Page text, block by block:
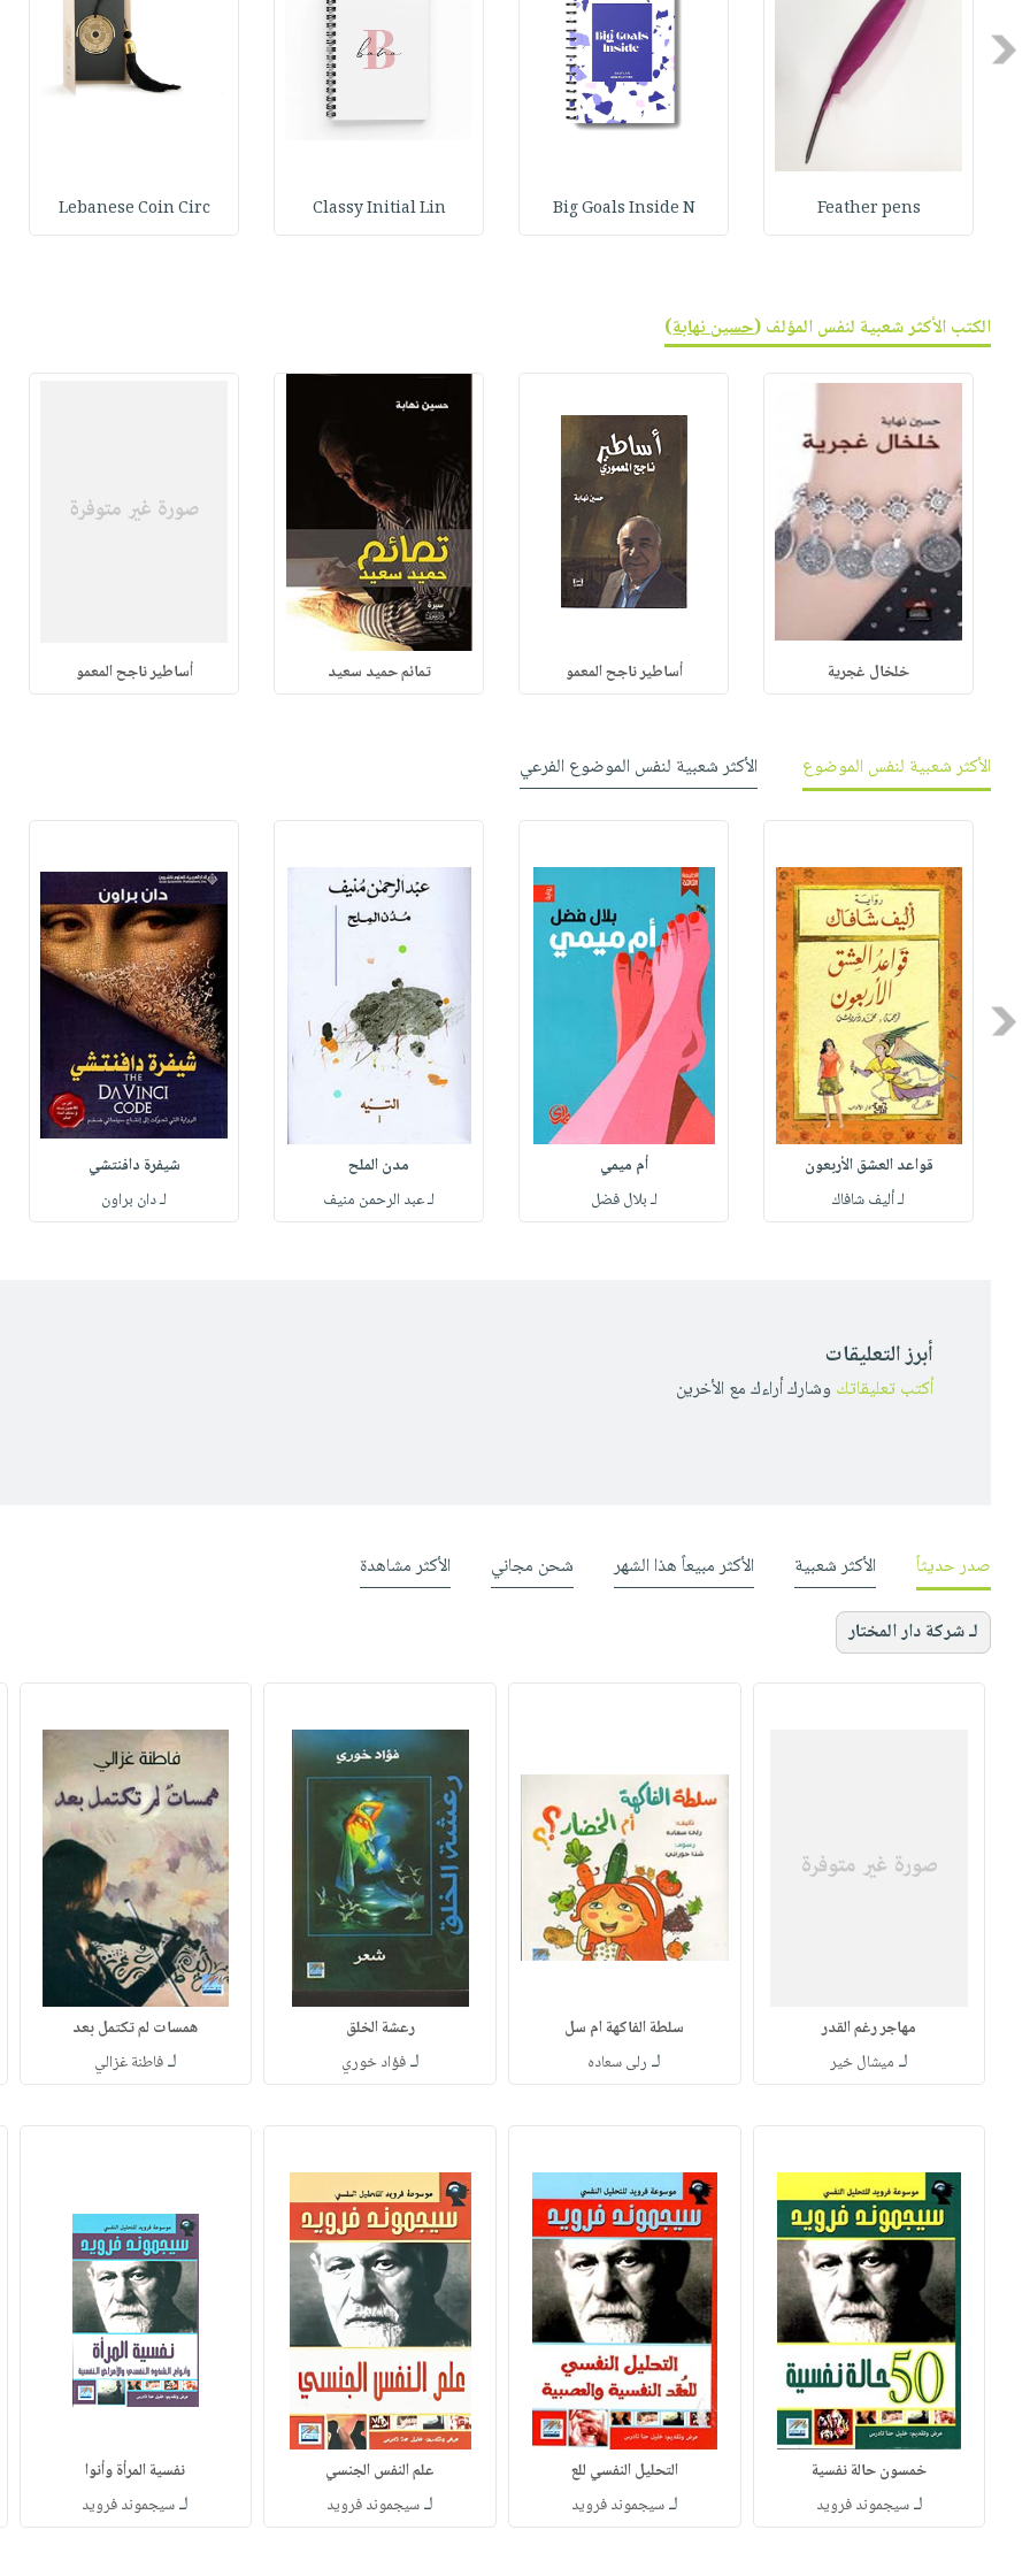
فيديوهات
تواصل
معنا
عربة
التسوق
Previous
Feather pens
Big Goals Inside N
Classy Initial Lin
Lebanese Coin Circ
الكتب الأكثر شعبية لنفس المؤلف (حسين نهابة)
خلخال غجرية أساطير ناجح المعمو تمائم حميد سعيد أساطير ناجح المعمو
الأكثر شعبية لنفس الموضوع الأكثر شعبية لنفس الموضوع الفرعي
Previous
قواعد العشق الأربعون
لـ أليف شافاك
أم ميمي
لـ بلال فضل
مدن الملح
لـ عبد الرحمن منيف
شيفرة دافنتشي
لـ دان براون
أبرز التعليقات
أكتب تعليقاتك وشارك أراءك مع الأخرين
صدر حديثاً الأكثر شعبية الأكثر مبيعاً هذا الشهر شحن مجاني الأكثر مشاهدة
لـ شركة دار المختار
مهاجر رغم القدر
لـ ميشال خير
سلطة الفاكهة ام سل
لـ رلى سعاده
رعشة الخلق
لـفؤاد خوري
همسات لم تكتمل بعد
لـفاطنة غزالي
خمسون حالة نفسية
لـسيجموند فرويد
التحليل النفسي للع
لـسيجموند فرويد
علم النفس الجنسي
لـسيجموند فرويد
نفسية المرأة وأنوا
لـسيجموند فرويد